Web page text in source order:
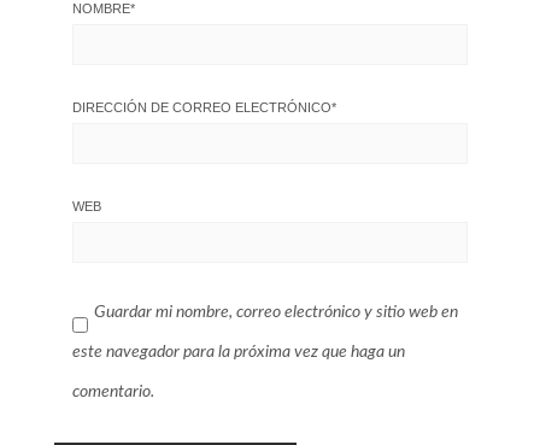
NOMBRE*
DIRECCIÓN DE CORREO ELECTRÓNICO*
WEB
Guardar mi nombre, correo electrónico y sitio web en
este navegador para la próxima vez que haga un
comentario.